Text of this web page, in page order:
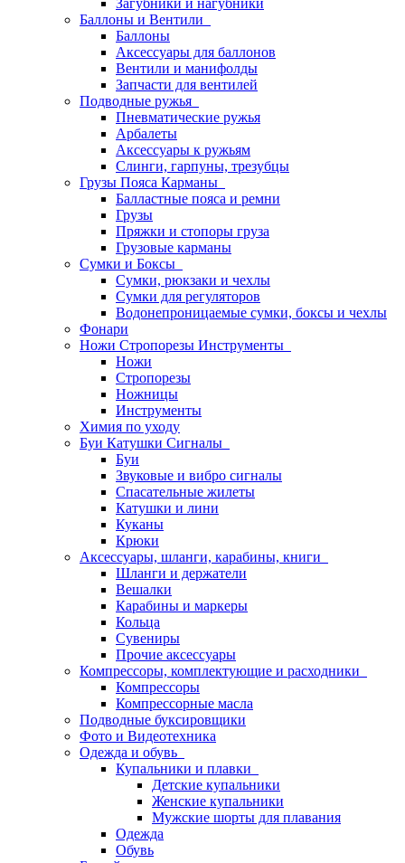
Загубники и нагубники
Баллоны и Вентили
Баллоны
Аксессуары для баллонов
Вентили и манифолды
Запчасти для вентилей
Подводные ружья
Пневматические ружья
Арбалеты
Аксессуары к ружьям
Слинги, гарпуны, трезубцы
Грузы Пояса Карманы
Балластные пояса и ремни
Грузы
Пряжки и стопоры груза
Грузовые карманы
Сумки и Боксы
Сумки, рюкзаки и чехлы
Сумки для регуляторов
Водонепроницаемые сумки, боксы и чехлы
Фонари
Ножи Стропорезы Инструменты
Ножи
Стропорезы
Ножницы
Инструменты
Химия по уходу
Буи Катушки Сигналы
Буи
Звуковые и вибро сигналы
Спасательные жилеты
Катушки и лини
Куканы
Крюки
Аксессуары, шланги, карабины, книги
Шланги и держатели
Вешалки
Карабины и маркеры
Кольца
Сувениры
Прочие аксессуары
Компрессоры, комплектующие и расходники
Компрессоры
Компрессорные масла
Подводные буксировщики
Фото и Видеотехника
Одежда и обувь
Купальники и плавки
Детские купальники
Женские купальники
Мужские шорты для плавания
Одежда
Обувь